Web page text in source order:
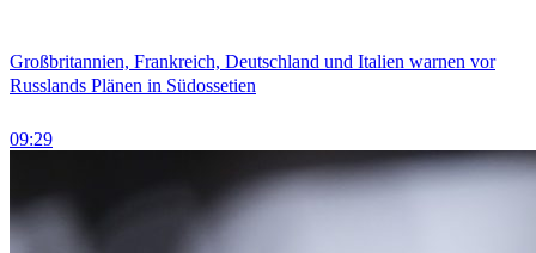
Großbritannien, Frankreich, Deutschland und Italien warnen vor
Russlands Plänen in Südossetien
09:29